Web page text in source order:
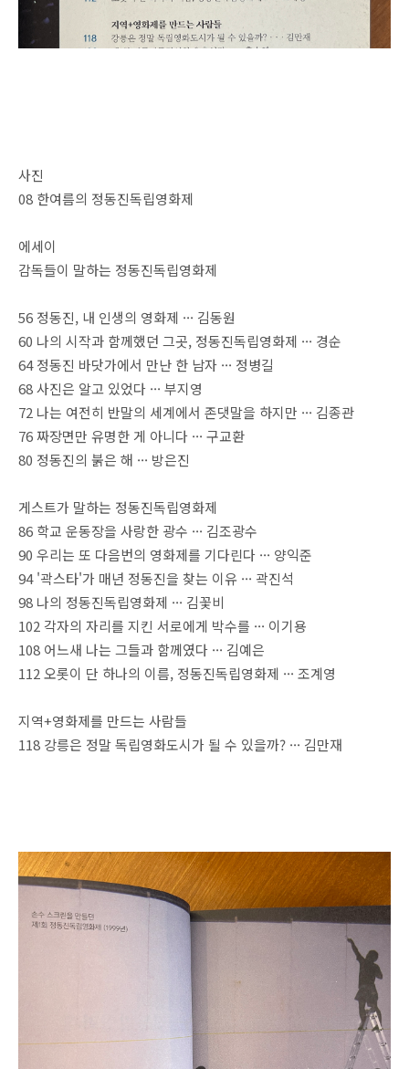
사진
08 한여름의 정동진독립영화제
에세이
감독들이 말하는 정동진독립영화제
56 정동진, 내 인생의 영화제 ··· 김동원
60 나의 시작과 함께했던 그곳, 정동진독립영화제 ··· 경순
64 정동진 바닷가에서 만난 한 남자 ··· 정병길
68 사진은 알고 있었다 ··· 부지영
72 나는 여전히 반말의 세계에서 존댓말을 하지만 ··· 김종관
76 짜장면만 유명한 게 아니다 ··· 구교환
80 정동진의 붉은 해 ··· 방은진
게스트가 말하는 정동진독립영화제
86 학교 운동장을 사랑한 광수 ··· 김조광수
90 우리는 또 다음번의 영화제를 기다린다 ··· 양익준
94 '곽스타'가 매년 정동진을 찾는 이유 ··· 곽진석
98 나의 정동진독립영화제 ··· 김꽃비
102 각자의 자리를 지킨 서로에게 박수를 ··· 이기용
108 어느새 나는 그들과 함께였다 ··· 김예은
112 오롯이 단 하나의 이름, 정동진독립영화제 ··· 조계영
지역+영화제를 만드는 사람들
118 강릉은 정말 독립영화도시가 될 수 있을까? ··· 김만재